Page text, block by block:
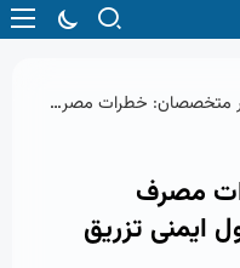
خطرات مصرف خودسرانه انسولین و اصول ایمنی تزریق
مصرف
ایمنی تزریق